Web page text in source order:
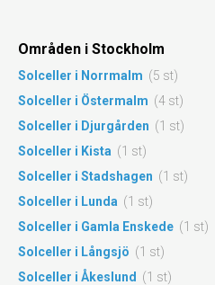
Områden i Stockholm
Solceller i Norrmalm (5 st)
Solceller i Östermalm (4 st)
Solceller i Djurgården (1 st)
Solceller i Kista (1 st)
Solceller i Stadshagen (1 st)
Solceller i Lunda (1 st)
Solceller i Gamla Enskede (1 st)
Solceller i Långsjö (1 st)
Solceller i Åkeslund
(1 st)